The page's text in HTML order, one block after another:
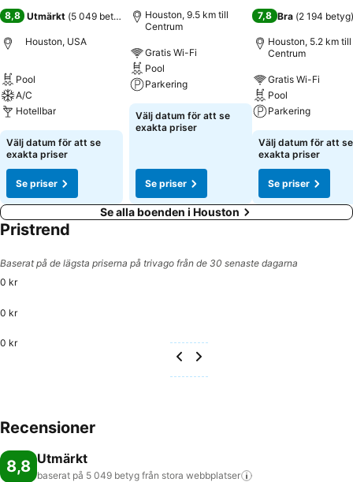
8,8 Utmärkt (5 049 betyg
Houston, USA
Pool
A/C
Hotellbar
Välj datum för att se
exakta priser
Se priser
Houston, 9.5 km till
Centrum
Gratis Wi-Fi
Pool
Parkering
Välj datum för att se
exakta priser
Se priser
7,8 Bra (2 194 betyg)
Houston, 5.2 km till
Centrum
Gratis Wi-Fi
Pool
Parkering
Välj datum för att se
exakta priser
Se priser
Se alla boenden i Houston
Pristrend
Baserat på de lägsta priserna på trivago från de 30 senaste dagarna
0 kr
0 kr
0 kr
Recensioner
8,8 Utmärkt
baserat på 5 049 betyg från stora webbplatser